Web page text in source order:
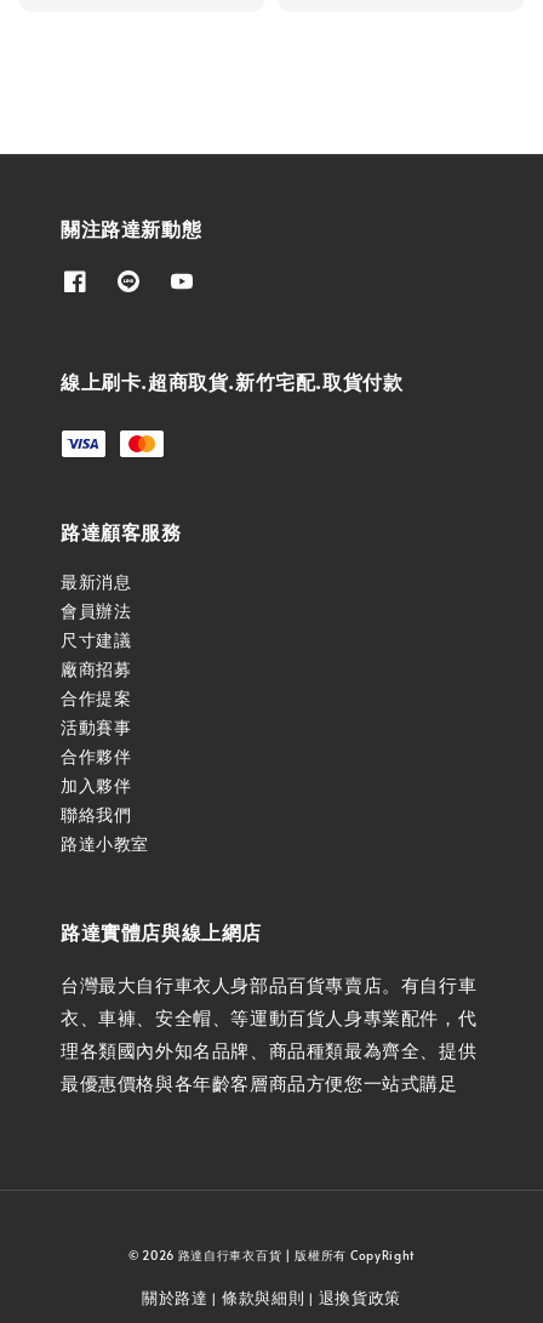
關注路達新動態
線上刷卡.超商取貨.新竹宅配.取貨付款
路達顧客服務
最新消息
會員辦法
尺寸建議
廠商招募
合作提案
活動賽事
合作夥伴
加入夥伴
聯絡我們
路達小教室
路達實體店與線上網店
台灣最大自行車衣人身部品百貨專賣店。有自行車
衣、車褲、安全帽、等運動百貨人身專業配件，代
理各類國內外知名品牌、商品種類最為齊全、提供
最優惠價格與各年齡客層商品方便您一站式購足
© 2026 路達自行車衣百貨 | 版權所有 CopyRight
關於路達 | 條款與細則 | 退換貨政策